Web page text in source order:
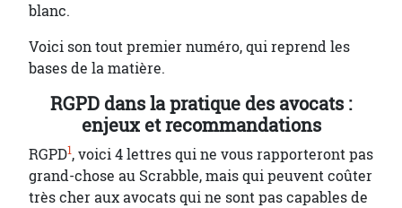
blanc.
Voici son tout premier numéro, qui reprend les
bases de la matière.
RGPD dans la pratique des avocats :
enjeux et recommandations
RGPD1, voici 4 lettres qui ne vous rapporteront pas
grand-chose au Scrabble, mais qui peuvent coûter
très cher aux avocats qui ne sont pas capables de